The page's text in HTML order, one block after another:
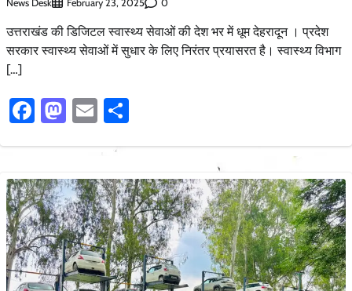
News Desk February 23, 2025 0
उत्तराखंड की डिजिटल स्वास्थ्य सेवाओं की देश भर में धूम देहरादून । प्रदेश
सरकार स्वास्थ्य सेवाओं में सुधार के लिए निरंतर प्रयासरत है। स्वास्थ्य विभाग
[…]
Facebook
Mastodon
Email